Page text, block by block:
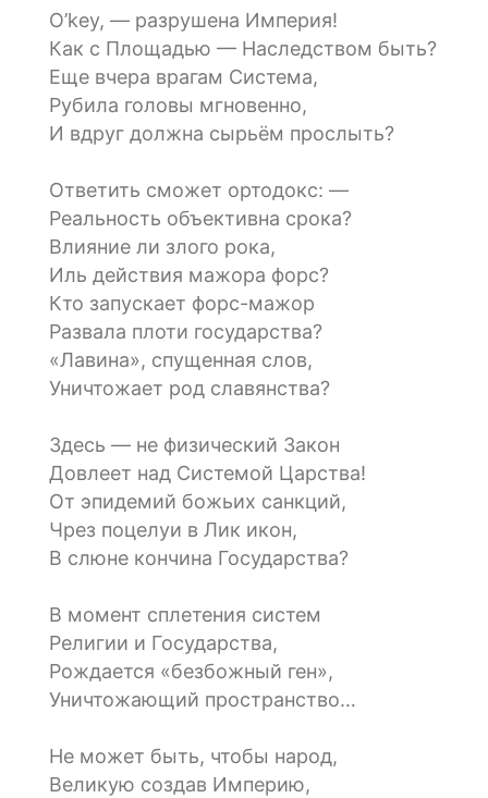
O’key, — разрушена Империя!
Как с Площадью — Наследством быть?
Еще вчера врагам Система,
Рубила головы мгновенно,
И вдруг должна сырьём прослыть?
Ответить сможет ортодокс: —
Реальность объективна срока?
Влияние ли злого рока,
Иль действия мажора форс?
Кто запускает форс-мажор
Развала плоти государства?
«Лавина», спущенная слов,
Уничтожает род славянства?
Здесь — не физический Закон
Довлеет над Системой Царства!
От эпидемий божьих санкций,
Чрез поцелуи в Лик икон,
В слюне кончина Государства?
В момент сплетения систем
Религии и Государства,
Рождается «безбожный ген»,
Уничтожающий пространство…
Не может быть, чтобы народ,
Великую создав Империю,